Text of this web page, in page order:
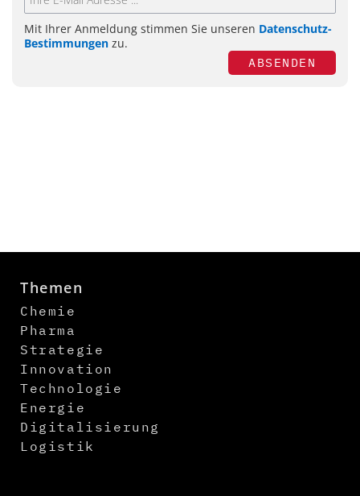
Mit Ihrer Anmeldung stimmen Sie unseren Datenschutz-
Bestimmungen zu.
ABSENDEN
Themen
Chemie
Pharma
Strategie
Innovation
Technologie
Energie
Digitalisierung
Logistik